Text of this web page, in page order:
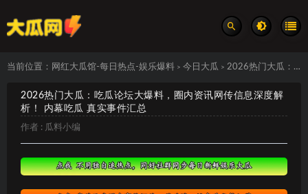
当前位置： 网红大瓜馆-每日热点-娱乐爆料 > 今日大瓜 > 2026热门大瓜：吃瓜论坛大爆料，圈内资讯网传信息深度解析！ 内幕吃瓜 真实事件汇总
2026热门大瓜：吃瓜论坛大爆料，圈内资讯网传信息深度解
析！ 内幕吃瓜 真实事件汇总
作者 : 瓜料小编